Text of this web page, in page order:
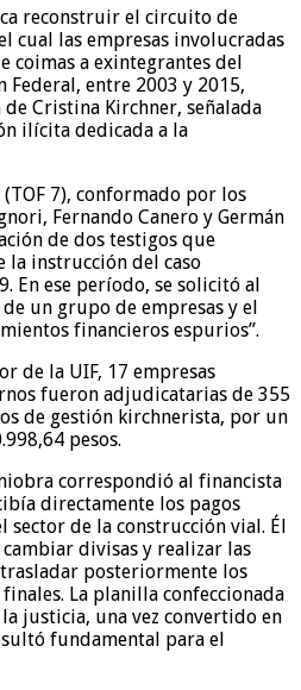
reconstruir el circuito de
cual las empresas involucradas
coimas a exintegrantes del
entre 2003 y 2015,
Cristina Kirchner, señalada
ilícita dedicada a la
7), conformado por los
Fernando Canero y Germán
de dos testigos que
la instrucción del caso
En ese período, se solicitó al
un grupo de empresas y el
financieros espurios”.
de la UIF, 17 empresas
fueron adjudicatarias de 355
de gestión kirchnerista, por un
pesos.
correspondió al financista
directamente los pagos
sector de la construcción vial. Él
divisas y realizar las
posteriormente los
La planilla confeccionada
justicia, una vez convertido en
fundamental para el